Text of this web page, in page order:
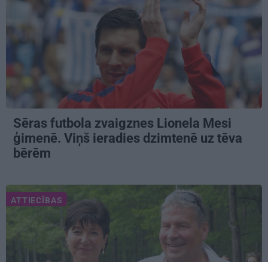
Sēras futbola zvaigznes Lionela Mesi
ģimenē. Viņš ieradies dzimtenē uz tēva
bērēm
ATTIECĪBAS